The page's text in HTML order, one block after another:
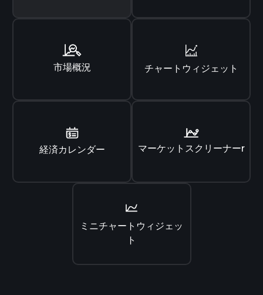
市場概況 チャートウィジェット
経済カレンダー マーケットスクリーナーr
ミニチャートウィジェッ
ト